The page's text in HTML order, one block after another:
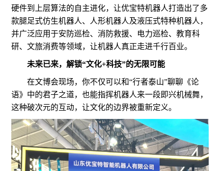
硬件到上层算法的自主进化，让优宝特机器人打造出了多
款腿足式仿生机器人、人形机器人及液压式特种机器人，
并广泛应用于安防巡检、消防救援、电力巡检、教育科
研、文旅消费等领域，让机器人真正走进千行百业。
未来已来，解锁“文化+科技”的无限可能
在文博会现场，你不仅可以和“行者泰山”聊聊《论
语》中的君子之道，也能指挥机器人来一段即兴机械舞，
这种破次元的互动，让文化的边界被重新定义。